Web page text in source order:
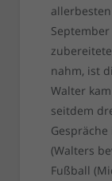
nahm, ist
Walter
seitdem
(Walters
Fußball